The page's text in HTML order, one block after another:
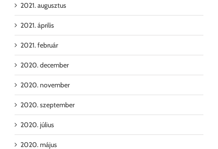
2021. augusztus
2021. április
2021. február
2020. december
2020. november
2020. szeptember
2020. július
2020. május